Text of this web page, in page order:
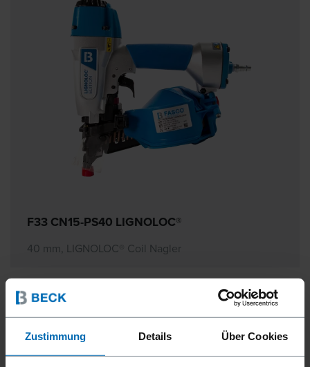
Zustimmung Details Über Cookies
F33 CN15-PS40 LIGNOLOC®
40 mm, LIGNOLOC® Coil Nagler